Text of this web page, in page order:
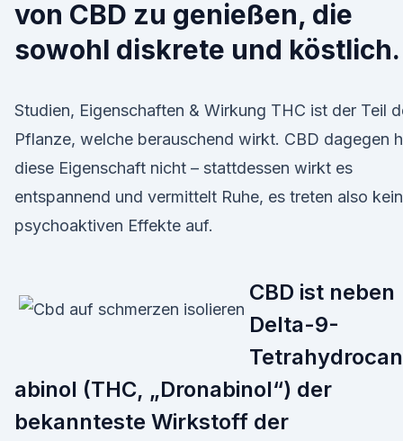
von CBD zu genießen, die
sowohl diskrete und köstlich.
Studien, Eigenschaften & Wirkung THC ist der Teil
Pflanze, welche berauschend wirkt. CBD dagegen
diese Eigenschaft nicht – stattdessen wirkt es
entspannend und vermittelt Ruhe, es treten also
psychoaktiven Effekte auf.
CBD ist neben
Delta-9-
abinol (THC, „Dronabinol“) der
bekannteste Wirkstoff der